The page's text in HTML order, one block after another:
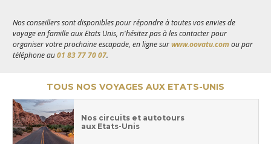
Nos conseillers sont disponibles pour répondre à toutes vos envies de
voyage en famille aux Etats Unis, n'hésitez pas à les contacter pour
organiser votre prochaine escapade, en ligne surwww.oovatu.comou par
téléphone au01 83 77 70 07.
TOUS NOS VOYAGES AUX ETATS-UNIS
Nos circuits et autotours
aux Etats-Unis